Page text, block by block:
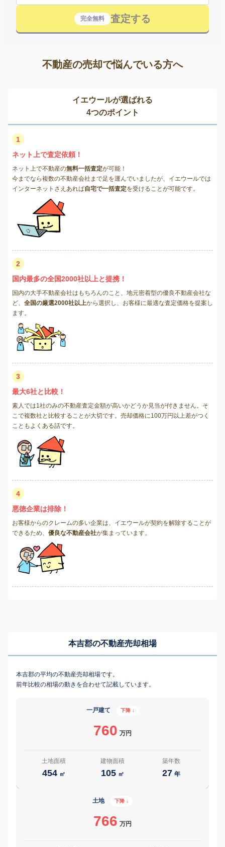
完全無料 査定する
不動産の売却で悩んでいる方へ
イエウールが選ばれる
4つのポイント
1
ネット上で査定依頼！
ネット上で不動産の無料一括査定が可能！
今までなら複数の不動産会社まで足を運んでいましたが、イエウールでは
インターネットさえあれば自宅で一括査定を受けることが可能です。
2
国内最多の全国2000社以上と提携！
国内の大手不動産会社はもちろんのこと、地元密着型の優良不動産会社な
ど、 全国の厳選2000社以上から選択し、お客様に最適な査定価格を提案し
ます。
3
最大6社と比較！
素人では1社のみの不動産査定金額が高いかどうか見当が付きません。そ
こで複数社と比較することが大切です。売却価格に100万円以上差がつく
こともよくある話です。
4
悪徳企業は排除！
お客様からのクレームの多い企業は、イエウールが契約を解除することが
できるため、 優良な不動産会社が集まっています。
本吉郡の不動産売却相場
本吉郡の平均の不動産売却相場です。
前年比較の相場の動きを合わせて記載しています。
一戸建て 下降 ↓
760 万円
土地面積
454 ㎡
建物面積
105 ㎡
築年数
27 年
土地 下降 ↓
766 万円